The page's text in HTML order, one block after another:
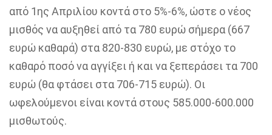
από 1ης Απριλίου κοντά στο 5%-6%, ώστε ο νέος
μισθός να αυξηθεί από τα 780 ευρώ σήμερα (667
ευρώ καθαρά) στα 820-830 ευρώ, με στόχο το
καθαρό ποσό να αγγίξει ή και να ξεπεράσει τα 700
ευρώ (θα φτάσει στα 706-715 ευρώ). Οι
ωφελούμενοι είναι κοντά στους 585.000-600.000
μισθωτούς.